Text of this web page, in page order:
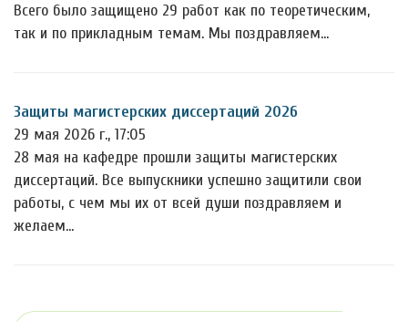
Всего было защищено 29 работ как по теоретическим,
так и по прикладным темам. Мы поздравляем…
Защиты магистерских диссертаций 2026
29 мая 2026 г., 17:05
28 мая на кафедре прошли защиты магистерских
диссертаций. Все выпускники успешно защитили свои
работы, с чем мы их от всей души поздравляем и
желаем…